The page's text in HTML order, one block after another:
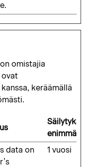
omistajia
ovat
keräämällä
Säilytyksen
data on
1 vuosi